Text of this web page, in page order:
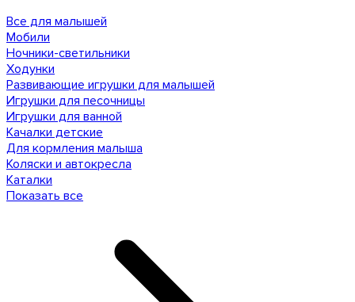
Все для малышей
Мобили
Ночники-светильники
Ходунки
Развивающие игрушки для малышей
Игрушки для песочницы
Игрушки для ванной
Качалки детские
Для кормления малыша
Коляски и автокресла
Каталки
Показать все